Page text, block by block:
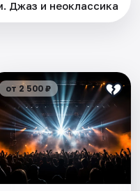
Джаз и неоклассика
от 2 500 ₽